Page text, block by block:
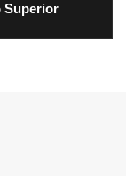
Superior